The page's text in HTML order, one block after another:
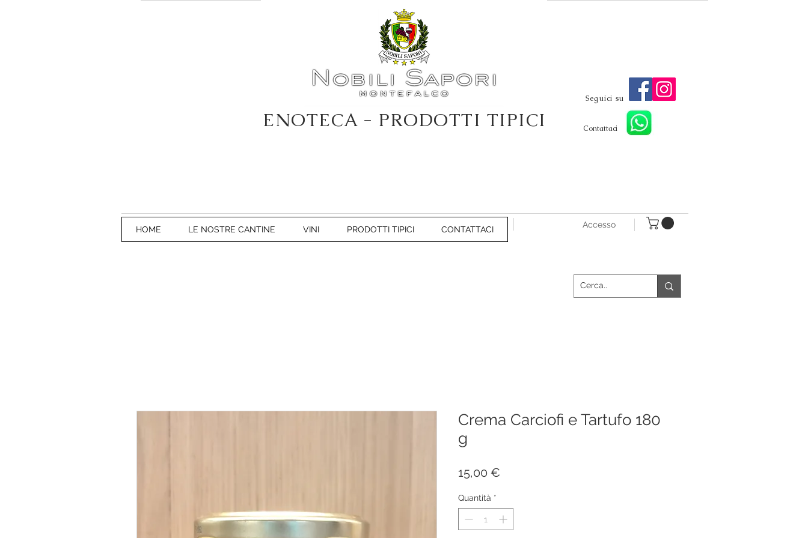
ENOTECA - PRODOTTI TIPICI
Seguici su
Contattaci
Accesso
HOME LE NOSTRE CANTINE VINI PRODOTTI TIPICI CONTATTACI
Crema Carciofi e Tartufo 180
g
15,00 €
Quantità *